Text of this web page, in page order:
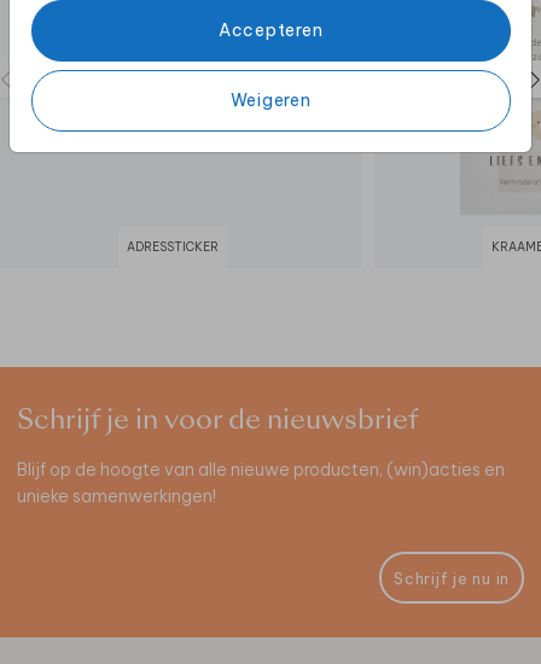
Accepteren
Weigeren
ADRESSTICKER
Schrijf je in voor de nieuwsbrief
Blijf op de hoogte van alle nieuwe producten, (win)acties en
unieke samenwerkingen!
Schrijf je nu in